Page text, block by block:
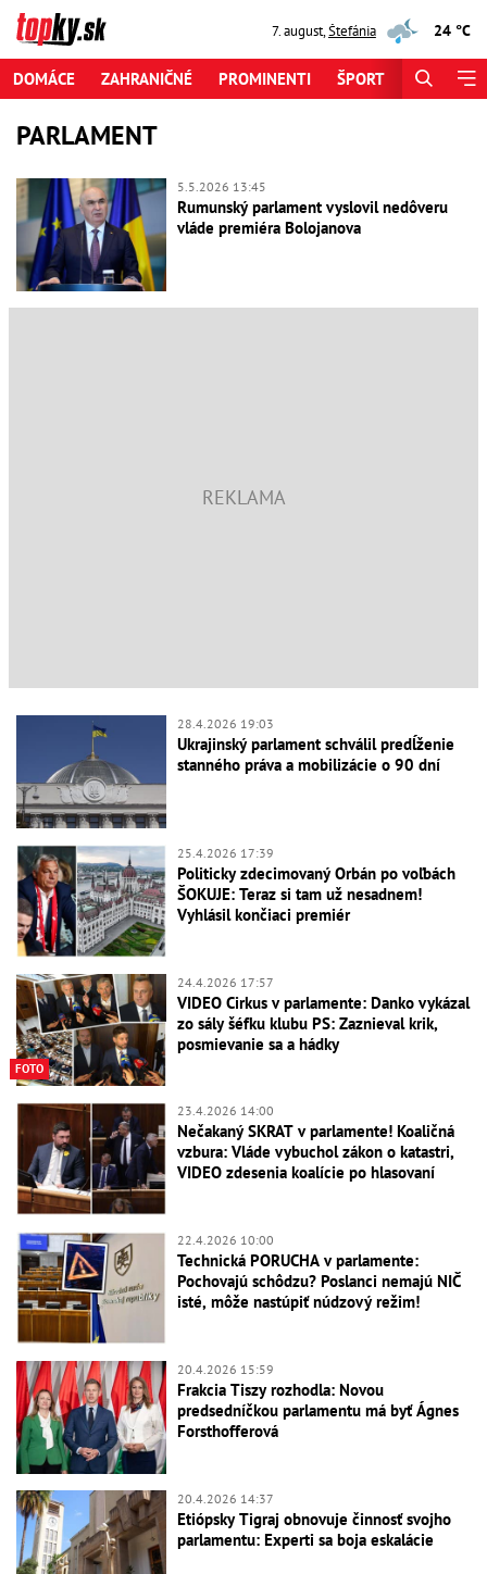
7. august,Štefánia 24 °C
DOMÁCE ZAHRANIČNÉ PROMINENTI ŠPORT
PARLAMENT
5.5.2026 13:45
Rumunský parlament vyslovil nedôveru
vláde premiéra Bolojanova
28.4.2026 19:03
Ukrajinský parlament schválil predĺženie
stanného práva a mobilizácie o 90 dní
25.4.2026 17:39
Politicky zdecimovaný Orbán po voľbách
ŠOKUJE: Teraz si tam už nesadnem!
Vyhlásil končiaci premiér
FOTO
24.4.2026 17:57
VIDEO Cirkus v parlamente: Danko vykázal
zo sály šéfku klubu PS: Zaznieval krik,
posmievanie sa a hádky
23.4.2026 14:00
Nečakaný SKRAT v parlamente! Koaličná
vzbura: Vláde vybuchol zákon o katastri,
VIDEO zdesenia koalície po hlasovaní
22.4.2026 10:00
Technická PORUCHA v parlamente:
Pochovajú schôdzu? Poslanci nemajú NIČ
isté, môže nastúpiť núdzový režim!
20.4.2026 15:59
Frakcia Tiszy rozhodla: Novou
predsedníčkou parlamentu má byť Ágnes
Forsthofferová
20.4.2026 14:37
Etiópsky Tigraj obnovuje činnosť svojho
parlamentu: Experti sa boja eskalácie